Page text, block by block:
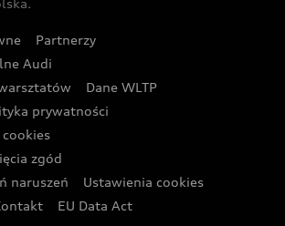
Partnera Audi
prywatnych
Audi
Nowoczesnej w Warszawie
w Skokach Narciarskich w
Partnerzy
Audi
Dane WLTP
prywatności
zgód
naruszeń
Ustawienia cookies
EU Data Act